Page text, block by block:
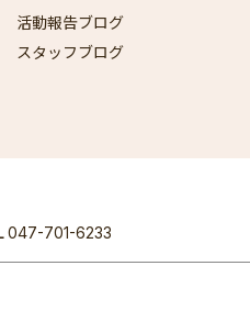
活動報告ブログ
スタッフブログ
047-701-6233